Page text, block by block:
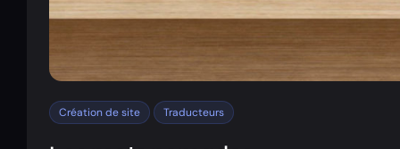
Création de site Traducteurs